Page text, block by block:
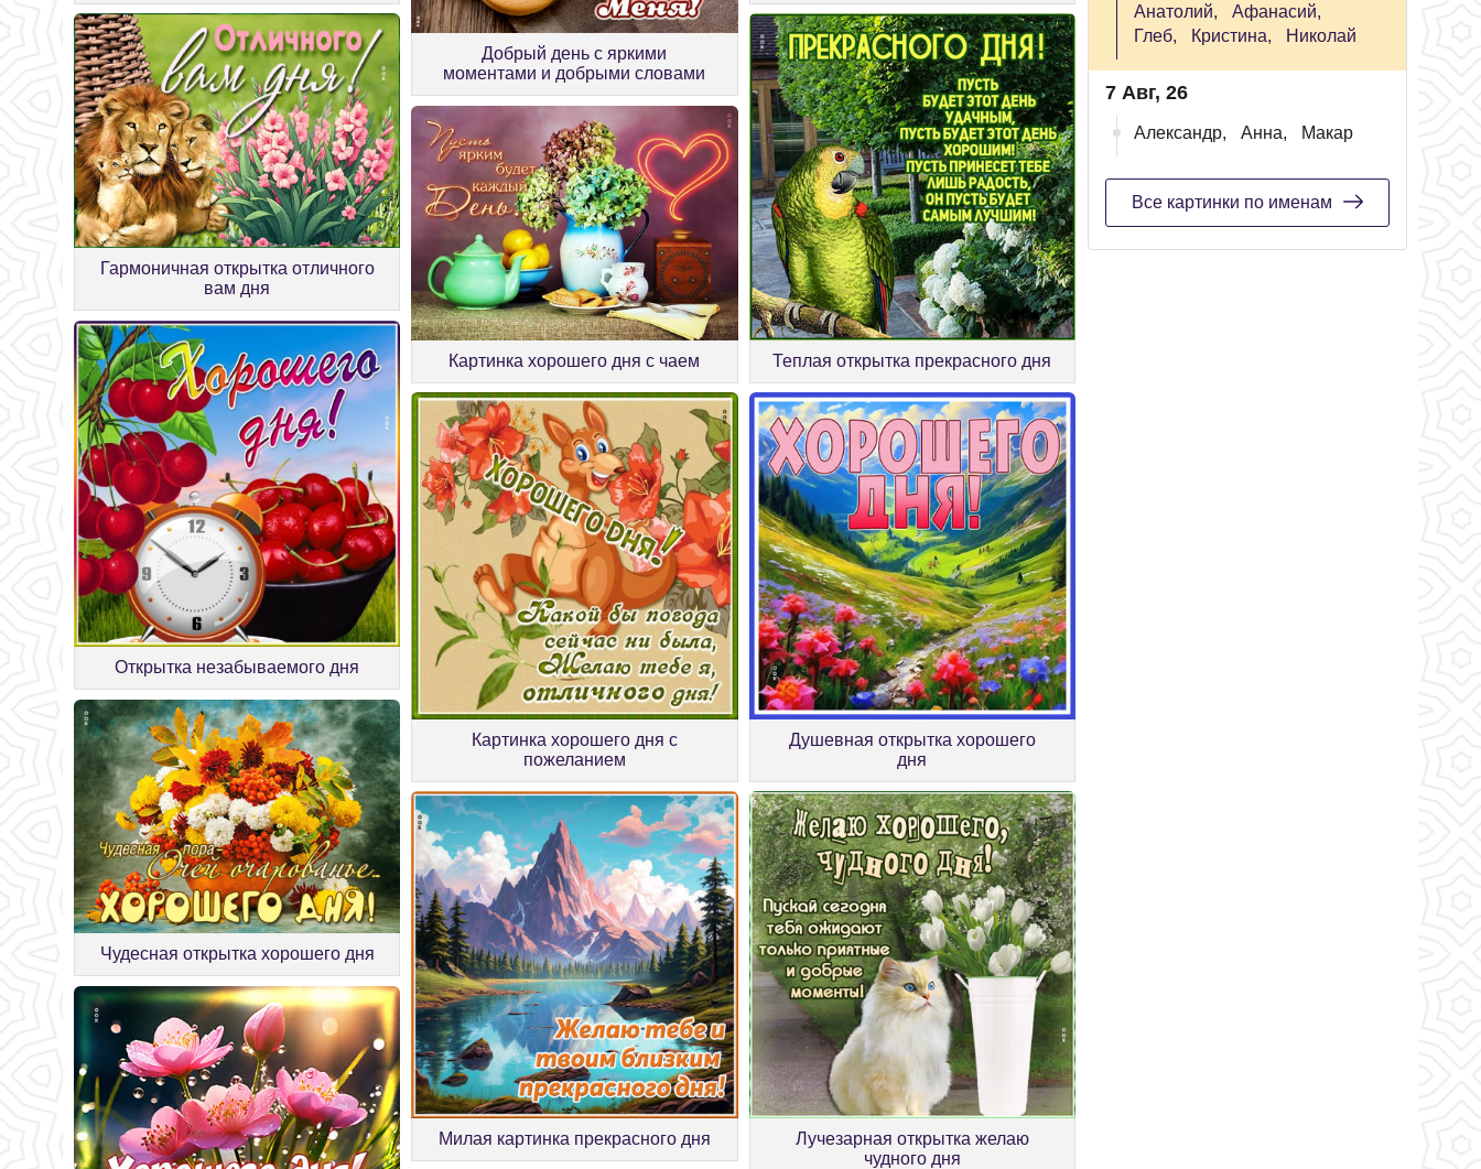
Добрый день с яркими
моментами и добрыми словами
Гармоничная открытка отличного
вам дня
Картинка хорошего дня с чаем Теплая открытка прекрасного дня
Открытка незабываемого дня
Картинка хорошего дня с
пожеланием
Душевная открытка хорошего
дня
Чудесная открытка хорошего дня
Милая картинка прекрасного дня
Лучезарная открытка желаю
чудного дня
Анатолий,
Афанасий,
Глеб,
Кристина, Николай
7 Авг, 26
Александр, Анна, Макар
Все картинки по именам